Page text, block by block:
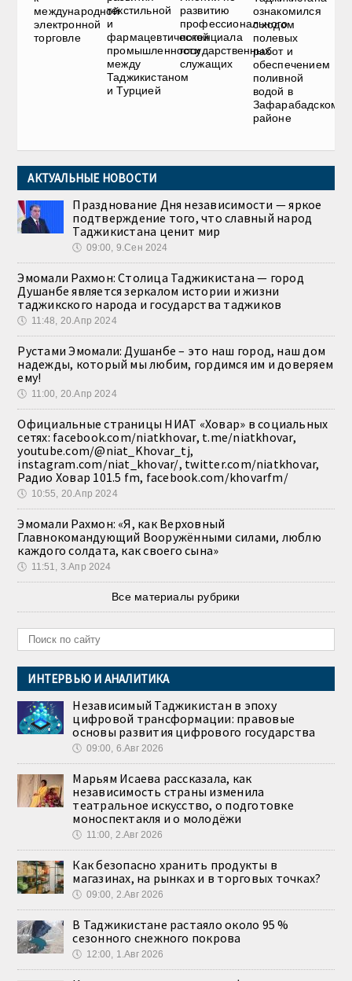
международной
электронной
торговле
текстильной
и
фармацевтической
промышленности
между
Таджикистаном
и Турцией
развитию
профессионального
потенциала
государственных
служащих
ознакомился
с ходом
полевых
работ и
обеспечением
поливной
водой в
Зафарабадском
районе
АКТУАЛЬНЫЕ НОВОСТИ
Празднование Дня независимости — яркое
подтверждение того, что славный народ
Таджикистана ценит мир
🕔 09:00, 9.Сен 2024
Эмомали Рахмон: Столица Таджикистана — город
Душанбе является зеркалом истории и жизни
таджикского народа и государства таджиков
🕔 11:48, 20.Апр 2024
Рустами Эмомали: Душанбе – это наш город, наш дом
надежды, который мы любим, гордимся им и доверяем
ему!
🕔 11:00, 20.Апр 2024
Официальные страницы НИАТ «Ховар» в социальных
сетях: facebook.com/niatkhovar, t.me/niatkhovar,
youtube.com/@niat_Khovar_tj,
instagram.com/niat_khovar/, twitter.com/niatkhovar,
Радио Ховар 101.5 fm, facebook.com/khovarfm/
🕔 10:55, 20.Апр 2024
Эмомали Рахмон: «Я, как Верховный
Главнокомандующий Вооружёнными силами, люблю
каждого солдата, как своего сына»
🕔 11:51, 3.Апр 2024
Все материалы рубрики
ИНТЕРВЬЮ И АНАЛИТИКА
Независимый Таджикистан в эпоху
цифровой трансформации: правовые
основы развития цифрового государства
🕔 09:00, 6.Авг 2026
Марьям Исаева рассказала, как
независимость страны изменила
театральное искусство, о подготовке
моноспектакля и о молодёжи
🕔 11:00, 2.Авг 2026
Как безопасно хранить продукты в
магазинах, на рынках и в торговых точках?
🕔 09:00, 2.Авг 2026
В Таджикистане растаяло около 95 %
сезонного снежного покрова
🕔 12:00, 1.Авг 2026